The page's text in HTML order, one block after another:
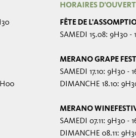
HORAIRES
FÊTE DE
SAMEDI 15.08: 9H30 -
MERANO GRAPE
SAMEDI 17.10: 9H30 -
DIMANCHE 18.10:
MERANO
SAMEDI 07.11: 9H30 -
DIMANCHE 08.11: